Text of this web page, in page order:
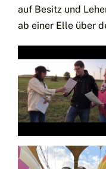
auf Besitz und
ab einer Elle über